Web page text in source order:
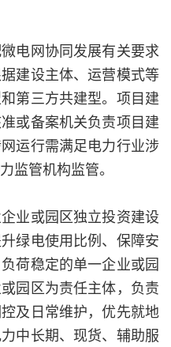
电网协同发展有关要求
建设主体、运营模式等
第三方共建型。项目建
或备案机关负责项目建
运行需满足电力行业涉
监管机构监管。
业或园区独立投资建设
绿电使用比例、保障安
荷稳定的单一企业或园
园区为责任主体，负责
及日常维护，优先就地
中长期、现货、辅助服